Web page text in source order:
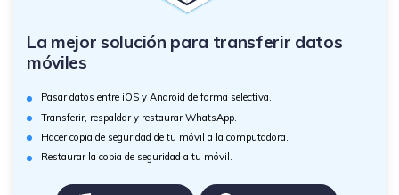
La mejor solución para transferir datos
móviles
Pasar datos entre iOS y Android de forma selectiva.
Transferir, respaldar y restaurar WhatsApp.
Hacer copia de seguridad de tu móvil a la computadora.
Restaurar la copia de seguridad a tu móvil.